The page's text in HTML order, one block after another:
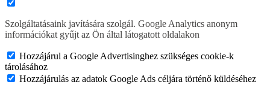
Szolgáltatásaink javítására szolgál. Google Analytics anonym
információkat gyűjt az Ön által látogatott oldalakon
Hozzájárul a Google Advertisinghez szükséges cookie-k
tárolásához
Hozzájárulás az adatok Google Ads céljára történő küldéséhez